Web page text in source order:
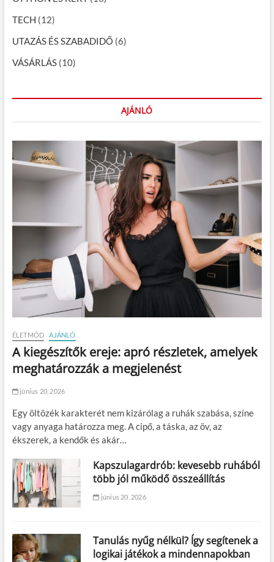
TECH (12)
UTAZÁS ÉS SZABADIDŐ (6)
VÁSÁRLÁS(10)
AJÁNLÓ
ÉLETMÓD AJÁNLÓ
A kiegészítők ereje: apró részletek, amelyek
meghatározzák a megjelenést
június 20, 2026
Egy öltözék karakterét nem kizárólag a ruhák szabása, színe
vagy anyaga határozza meg. A cipő, a táska, az öv, az
ékszerek, a kendők és akár…
Kapszulagardrób: kevesebb ruhából
több jól működő összeállítás
június 20, 2026
Tanulás nyűg nélkül? Így segítenek a
logikai játékok a mindennapokban